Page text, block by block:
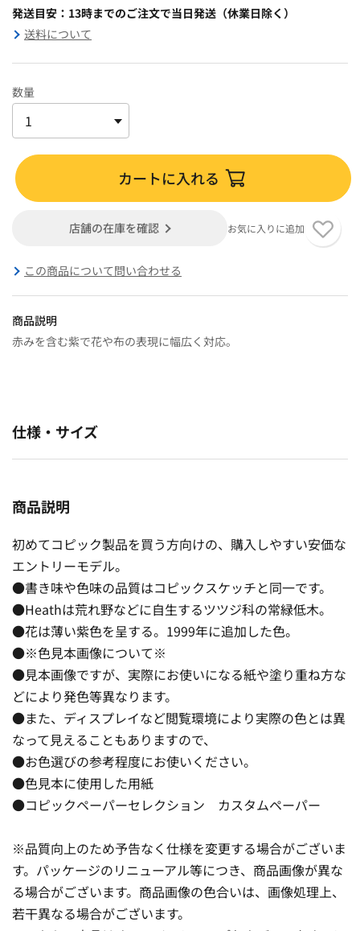
発送目安：13時までのご注文で当日発送（休業日除く）
送料について
数量
カートに入れる
店舗の在庫を確認 お気に入りに追加
この商品について問い合わせる
商品説明
赤みを含む紫で花や布の表現に幅広く対応。
仕様・サイズ
商品説明
初めてコピック製品を買う方向けの、購入しやすい安価な
エントリーモデル。
●書き味や色味の品質はコピックスケッチと同一です。
●Heathは荒れ野などに自生するツツジ科の常緑低木。
●花は薄い紫色を呈する。1999年に追加した色。
●※色見本画像について※
●見本画像ですが、実際にお使いになる紙や塗り重ね方な
どにより発色等異なります。
●また、ディスプレイなど閲覧環境により実際の色とは異
なって見えることもありますので、
●お色選びの参考程度にお使いください。
●色見本に使用した用紙
●コピックペーパーセレクション カスタムペーパー
※品質向上のため予告なく仕様を変更する場合がございま
す。パッケージのリニューアル等につき、商品画像が異な
る場合がございます。商品画像の色合いは、画像処理上、
若干異なる場合がございます。